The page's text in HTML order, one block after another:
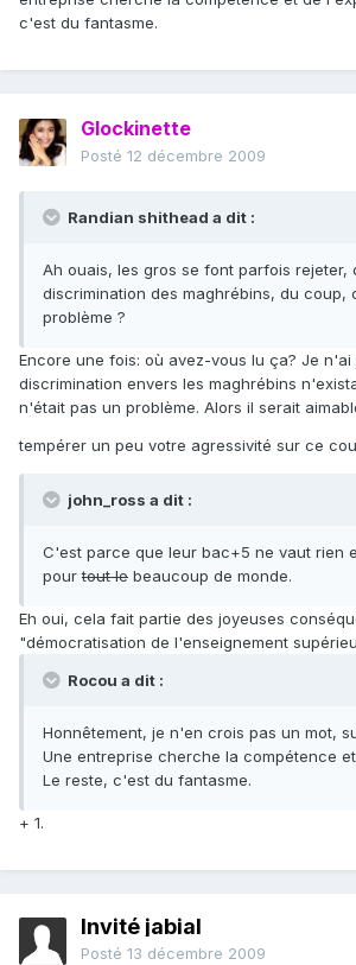
c'est du fantasme.
Glockinette
Posté 12 décembre 2009
Randian shithead a dit :
Ah ouais, les gros se font parfois rejeter,
discrimination des maghrébins, du coup,
problème ?
Encore une fois: où avez-vous lu ça? Je
discrimination envers les maghrébins
n'était pas un problème. Alors il serait
tempérer un peu votre agressivité sur ce
john_ross a dit :
C'est parce que leur bac+5 ne vaut rien
pourtout le beaucoup de monde.
Eh oui, cela fait partie des joyeuses
"démocratisation de l'enseignement
Rocou a dit :
Honnêtement, je n'en crois pas un mot,
Une entreprise cherche la compétence
Le reste, c'est du fantasme.
+ 1.
Invité jabial
Posté 13 décembre 2009